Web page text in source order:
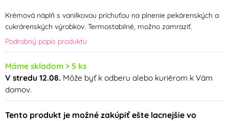
Krémová náplň s vanilkovou príchuťou na plnenie pekárenských a
cukrárenských výrobkov. Termostabilné, možno zamraziť.
Podrobný popis produktu
Máme skladom > 5 ks
V stredu 12.08. Môže byť k odberu alebo kuriérom k Vám
domov.
Tento produkt je možné zakúpiť ešte lacnejšie vo